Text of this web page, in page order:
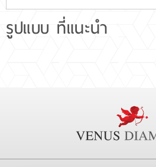
รูปแบบ ที่แนะนำ